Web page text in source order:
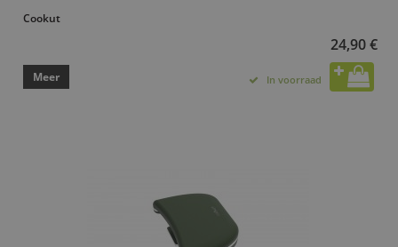
Cookut
24,90 €
Meer In voorraad